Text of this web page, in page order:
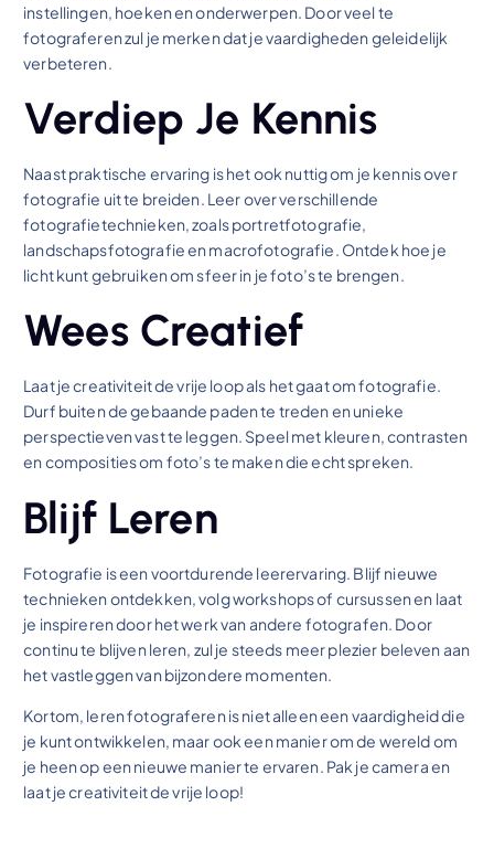
instellingen, hoeken en onderwerpen. Door veel te
fotograferen zul je merken dat je vaardigheden geleidelijk
verbeteren.
Verdiep Je Kennis
Naast praktische ervaring is het ook nuttig om je kennis over
fotografie uit te breiden. Leer over verschillende
fotografietechnieken, zoals portretfotografie,
landschapsfotografie en macrofotografie. Ontdek hoe je
licht kunt gebruiken om sfeer in je foto’s te brengen.
Wees Creatief
Laat je creativiteit de vrije loop als het gaat om fotografie.
Durf buiten de gebaande paden te treden en unieke
perspectieven vast te leggen. Speel met kleuren, contrasten
en composities om foto’s te maken die echt spreken.
Blijf Leren
Fotografie is een voortdurende leerervaring. Blijf nieuwe
technieken ontdekken, volg workshops of cursussen en laat
je inspireren door het werk van andere fotografen. Door
continu te blijven leren, zul je steeds meer plezier beleven aan
het vastleggen van bijzondere momenten.
Kortom, leren fotograferen is niet alleen een vaardigheid die
je kunt ontwikkelen, maar ook een manier om de wereld om
je heen op een nieuwe manier te ervaren. Pak je camera en
laat je creativiteit de vrije loop!